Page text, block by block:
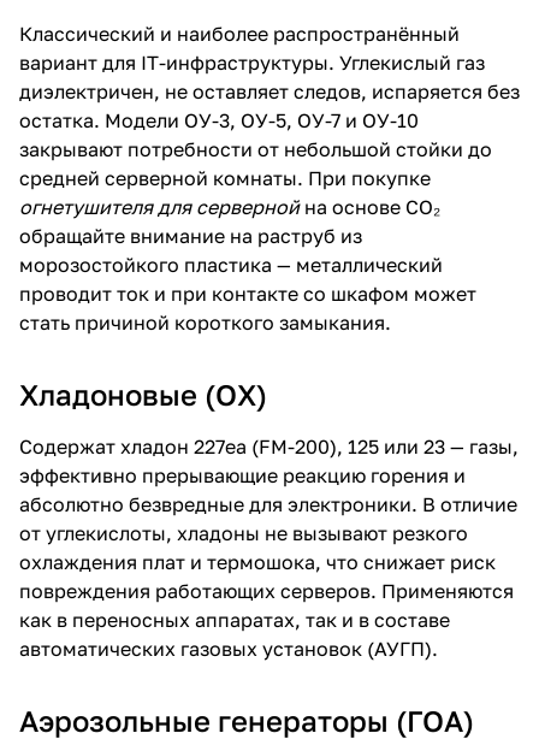
Классический и наиболее распространённый
вариант для IT-инфраструктуры. Углекислый газ
диэлектричен, не оставляет следов, испаряется без
остатка. Модели ОУ-3, ОУ-5, ОУ-7 и ОУ-10
закрывают потребности от небольшой стойки до
средней серверной комнаты. При покупке
огнетушителя для сервернойна основе CO₂
обращайте внимание на раструб из
морозостойкого пластика — металлический
проводит ток и при контакте со шкафом может
стать причиной короткого замыкания.
Хладоновые (ОХ)
Содержат хладон 227ea (FM-200), 125 или 23 — газы,
эффективно прерывающие реакцию горения и
абсолютно безвредные для электроники. В отличие
от углекислоты, хладоны не вызывают резкого
охлаждения плат и термошока, что снижает риск
повреждения работающих серверов. Применяются
как в переносных аппаратах, так и в составе
автоматических газовых установок (АУГП).
Аэрозольные генераторы (ГОА)